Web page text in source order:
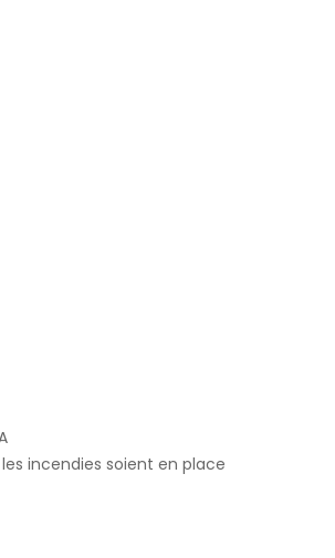
incendies soient en place